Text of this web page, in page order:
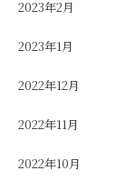
2023年2月
2023年1月
2022年12月
2022年11月
2022年10月